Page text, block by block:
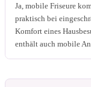
Ja, mobile Friseure
praktisch bei
Komfort eines
enthält auch mobile